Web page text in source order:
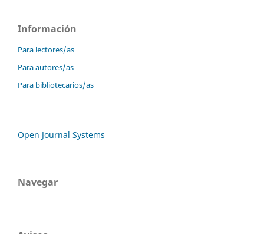
Información
Para lectores/as
Para autores/as
Para bibliotecarios/as
Open Journal Systems
Navegar